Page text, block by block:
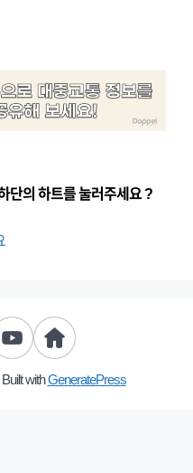
단의 하트를 눌러주세요 ?
withGeneratePress